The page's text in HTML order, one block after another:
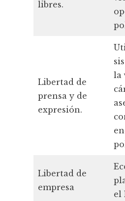
libres.
Libertad de
prensa y de
expresión.
la
Libertad de
empresa
el